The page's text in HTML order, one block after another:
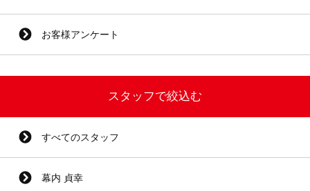
お客様アンケート
スタッフで絞込む
すべてのスタッフ
幕内 貞幸